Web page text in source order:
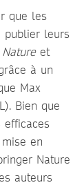
que les
publier leurs
Natureet
à un
Max
Bien que
efficaces
en
Nature
auteurs